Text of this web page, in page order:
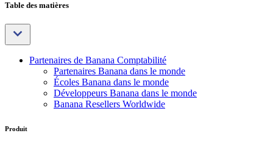
Table des matières
Partenaires de Banana Comptabilité
Partenaires Banana dans le monde
Écoles Banana dans le monde
Développeurs Banana dans le monde
Banana Resellers Worldwide
Produit